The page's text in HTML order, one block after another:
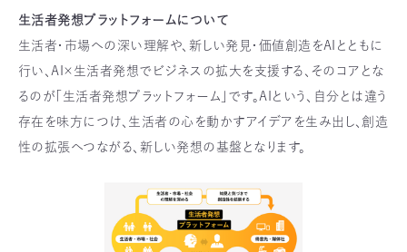
生活者発想プラットフォームについて
生活者・市場への深い理解や、新しい発見・価値創造をAIとともに
行い、AI×生活者発想でビジネスの拡大を支援する、そのコアとな
るのが「生活者発想プラットフォーム」です。AIという、自分とは違う
存在を味方につけ、生活者の心を動かすアイデアを生み出し、創造
性の拡張へつながる、新しい発想の基盤となります。